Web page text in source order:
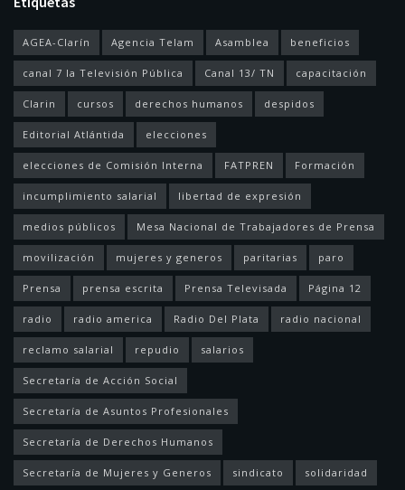
AGEA-Clarín Agencia Telam Asamblea beneficios
canal 7 la Televisión Pública Canal 13/ TN capacitación
Clarin cursos derechos humanos despidos
Editorial Atlántida elecciones
elecciones de Comisión Interna FATPREN Formación
incumplimiento salarial libertad de expresión
medios públicos Mesa Nacional de Trabajadores de Prensa
movilización mujeres y generos paritarias paro
Prensa prensa escrita Prensa Televisada Página 12
radio radio america Radio Del Plata radio nacional
reclamo salarial repudio salarios
Secretaría de Acción Social
Secretaría de Asuntos Profesionales
Secretaría de Derechos Humanos
Secretaría de Mujeres y Generos sindicato solidaridad